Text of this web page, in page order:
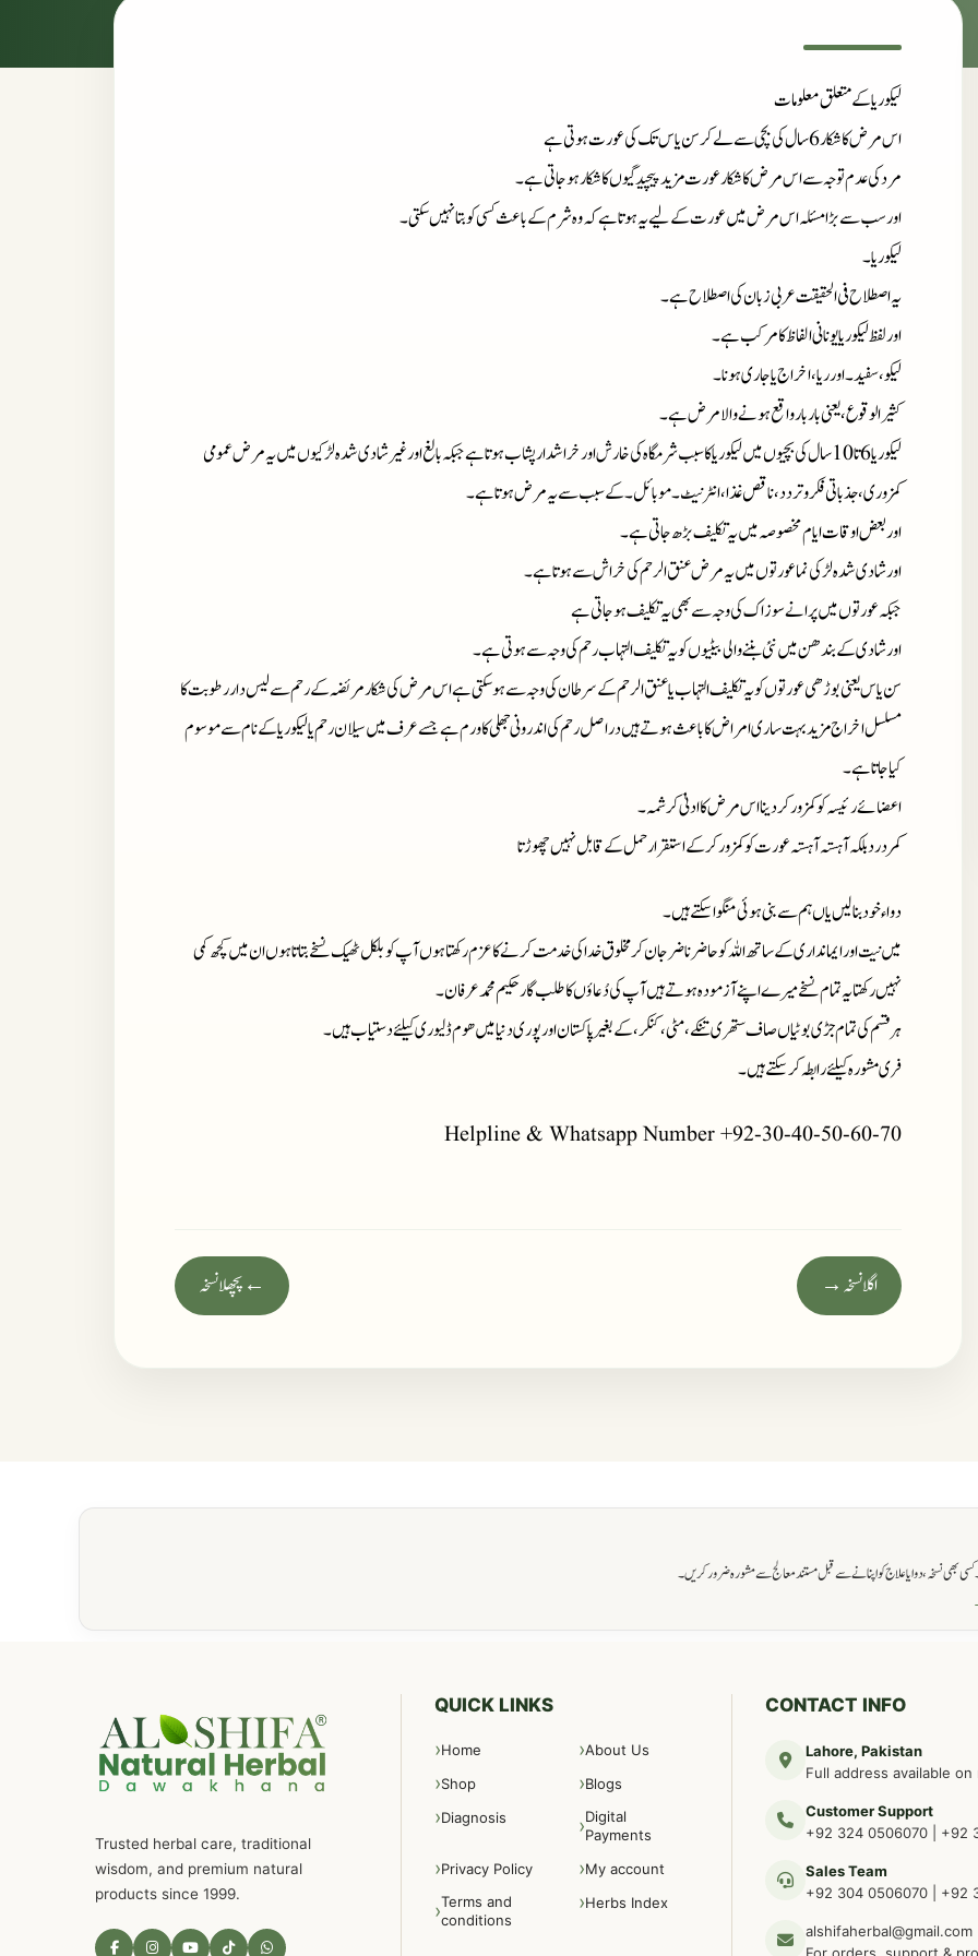
لیکوریا کے متعلق معلومات
اس مرض کا شکار 6 سال کی بچی سے لے کر سن یاس تک کی عورت ہوتی ہے
مرد کی عدم توجہ سے اس مرض کا شکار عورت مزید پیچید گیوں کا شکار ہوجاتی ہے۔
اور سب سے بڑا مسئلہ اس مرض میں عورت کے لیے یہ ہوتا ہے کہ وہ شرم کے باعث کسی کو بتا نہیں سکتی۔
لیکوریا۔
یہ اصطلاح فی الحقیقت عربی زبان کی اصطلاح ہے۔
اور لفظ لیکوریا یونانی الفاظ کا مرکب ہے۔
لیکو، سفید ۔اور ریا، اخراج یا جاری ہونا۔
کثیر الوقوع، یعنی بار بار واقع ہونے والا مرض ہے۔
لیکوریا 6 تا 10 سال کی بچیوں میں لیکوریا کا سبب شرمگاہ کی خارش اور خراشدار پشاب ہوتا ہے جبکہ بالغ اور غیرشادی شدہ لڑکیوں میں یہ مرض عمومی
کمزوری، جذباتی فکر و تردد، ناقص غذا،انٹرنیٹ ۔موبائل ۔کے سبب سے یہ مرض ہوتا ہے۔
اور بعض اوقات ایام مخصوصہ میں یہ تکلیف بڑھ جاتی ہے۔
اور شادی شدہ لڑکی نما عورتوں میں یہ مرض عنق الرحم کی خراش سے ہوتا ہے۔
جبکہ عورتوں میں پرانے سوزاک کی وجہ سے بھی یہ تکلیف ہوجاتی ہے
اور شادی کے بندھن میں نئی بننے والی بیٹیوں کو یہ تکلیف التہاب رحم کی وجہ سے ہوتی ہے۔
سن یاس یعنی بوڑھی عورتوں کو یہ تکلیف التہاب یا عنق الرحم کے سرطان کی وجہ سے ہوسکتی ہے اس مرض کی شکار مریضہ کے رحم سے لیس دار رطوبت کا
مسلسل اخراج مزید بہت ساری امراض کا باعث ہوتے ہیں دراصل رحم کی اندرونی جھلی کا ورم ہے جسے عرف میں سیلان رحم یا لیکوریا کے نام سے موسوم
کیا جاتا ہے۔
اعضائے رئیسہ کو کمزور کر دینا اس مرض کا ادنیٰ کرشمہ۔
کمر درد بلکہ آہستہ آہستہ عورت کو کمزور کرکے استقرار حمل کے قابل نہیں چھوڑتا
دواء خود بنا لیں یاں ہم سے بنی ہوئی منگوا سکتے ہیں۔
میں نیت اور ایمانداری کے ساتھ اللہ کو حاضر ناضر جان کر مخلوق خدا کی خدمت کرنے کا عزم رکھتا ہوں آپ کو بلکل ٹھیک نسخے بتاتا ہوں ان میں کچھ کمی
نہیں رکھتا یہ تمام نسخے میرے اپنے آزمودہ ہوتے ہیں آپ کی دُعاؤں کا طلب گار حکیم محمد عرفان۔
ہر قسم کی تمام جڑی بوٹیاں صاف ستھری تنکے، مٹی، کنکر، کے بغیر پاکستان اور پوری دنیا میں ھوم ڈلیوری کیلئے دستیاب ہیں ۔
فری مشورہ کیلئے رابطہ کر سکتے ہیں۔
Helpline & Whatsapp Number +92-30-40-50-60-70
← پچھلا نسخہ اگلا نسخہ →
نسخہ، دوا یا علاج کو اپنانے سے قبل مستند معالج سے مشورہ ضرور کریں۔
Trusted herbal care, traditional
wisdom, and premium natural
products since 1999.
QUICK LINKS
Home
About Us
Shop
Blogs
Diagnosis
Digital
Payments
Privacy Policy
My account
Terms and
conditions
Herbs Index
CONTACT INFO
Lahore, Pakistan
Full address available
Customer Support
+92 324 0506070
+92
Sales Team
+92 304 0506070
+92
alshifaherbal@gmail.com